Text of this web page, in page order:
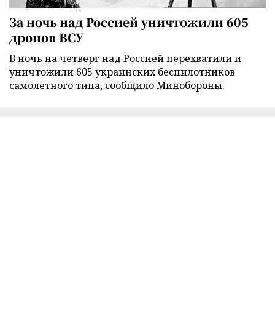
За ночь над Россией уничтожили 605
дронов ВСУ
В ночь на четверг над Россией перехватили и
уничтожили 605 украинских беспилотников
самолетного типа, сообщило Минобороны.